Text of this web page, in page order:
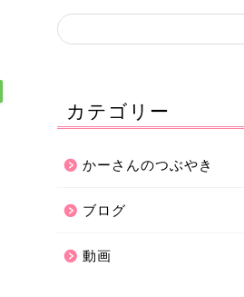
カテゴリー
かーさんのつぶやき
ブログ
動画